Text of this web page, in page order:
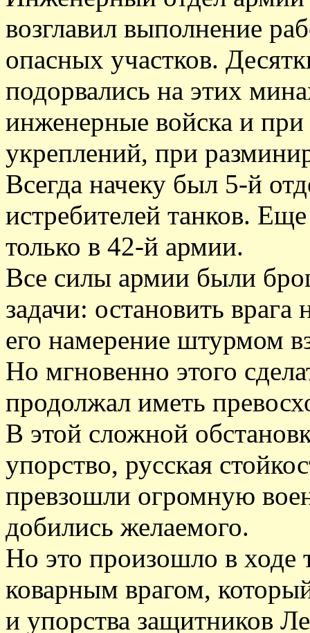
возглавил выполнение
опасных участков.
подорвались на этих
инженерные войска и
укреплений, при
Всегда начеку был 5-й
истребителей танков.
только в 42-й армии.
Все силы армии были
задачи: остановить
его намерение штурмом
Но мгновенно этого
продолжал иметь
В этой сложной
упорство, русская
превзошли огромную
добились желаемого.
Но это произошло в ходе
коварным врагом,
и упорства защитников